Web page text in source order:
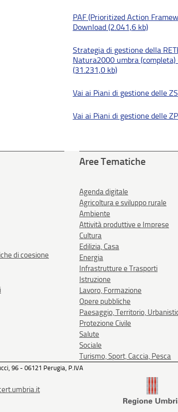
PAF (Prioritized Action
Download (2.041,6 kb)
Strategia di gestione della
Natura2000 umbra (completa)
(31.231,0 kb)
Vai ai Piani di gestione delle
Vai ai Piani di gestione delle
di coesione
Aree Tematiche
Agenda digitale
Agricoltura e sviluppo rurale
Ambiente
Attività produttive e Imprese
Cultura
Edilizia, Casa
Energia
Infrastrutture e Trasporti
Istruzione
Lavoro, Formazione
Opere pubbliche
Paesaggio, Territorio,
Protezione Civile
Salute
Sociale
Turismo, Sport, Caccia, Pesca
96 - 06121 Perugia, P.IVA